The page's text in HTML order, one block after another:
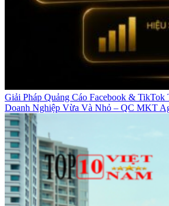
Giải Pháp Quảng Cáo Facebook &
Doanh Nghiệp Vừa Và Nhỏ – QC MKT